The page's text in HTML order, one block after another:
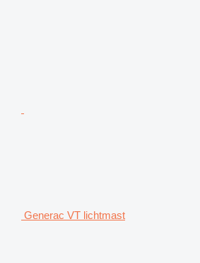
Generac VT lichtmast